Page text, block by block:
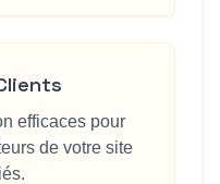
efficaces pour
de votre site